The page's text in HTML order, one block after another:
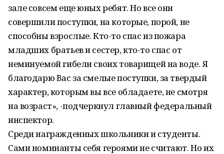
зале совсем еще юных ребят. Но все они
совершили поступки, на которые, порой, не
способны взрослые. Кто-то спас из пожара
младших братьев и сестер, кто-то спас от
неминуемой гибели своих товарищей на воде. Я
благодарю Вас за смелые поступки, за твердый
характер, которым вы все обладаете, не смотря
на возраст», -подчеркнул главный федеральный
инспектор.
Среди награжденных школьники и студенты.
Сами номинанты себя героями не считают. Но их